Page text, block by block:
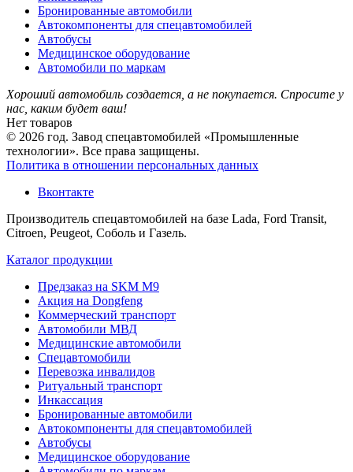
Бронированные автомобили
Автокомпоненты для спецавтомобилей
Автобусы
Медицинское оборудование
Автомобили по маркам
Хороший автомобиль создается, а не покупается. Спросите у
нас, каким будет ваш!
Нет товаров
© 2026 год. Завод спецавтомобилей «Промышленные
технологии». Все права защищены.
Политика в отношении персональных данных
Вконтакте
Производитель спецавтомобилей на базе Lada, Ford Transit,
Citroen, Peugeot, Соболь и Газель.
Каталог продукции
Предзаказ на SKM M9
Акция на Dongfeng
Коммерческий транспорт
Автомобили МВД
Медицинские автомобили
Спецавтомобили
Перевозка инвалидов
Ритуальный транспорт
Инкассация
Бронированные автомобили
Автокомпоненты для спецавтомобилей
Автобусы
Медицинское оборудование